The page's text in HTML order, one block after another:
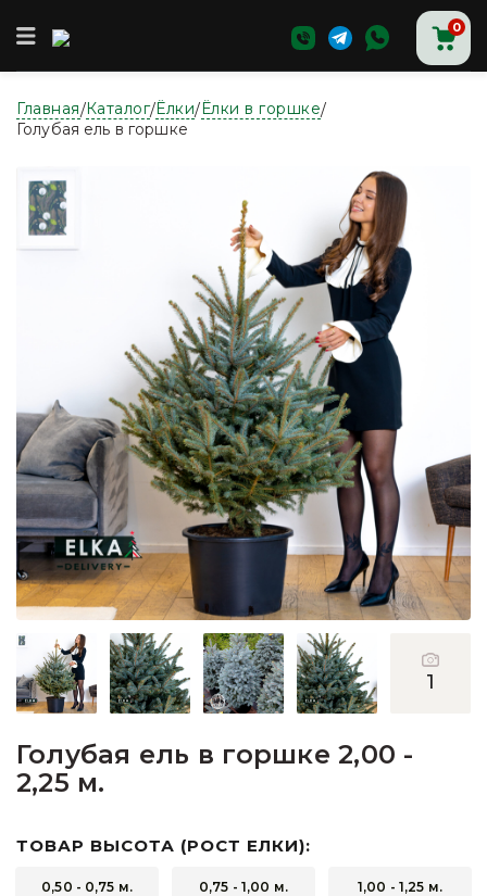
0
Главная
Доставка и оплата
О нас
Аксессуары для новогодних ёлок
Ёлки
Ёлки в горшке
Живые новогодние деревья
Пихты
Подарочные ёлочки
Подставки для деревьев
Прочее
Сосны
Главная/Каталог/Ёлки/Ёлки в горшке/
Голубая ель в горшке
1
Голубая ель в горшке 2,00 -
2,25 м.
ТОВАР ВЫСОТА (РОСТ ЕЛКИ):
0,50 - 0,75 м. 0,75 - 1,00 м. 1,00 - 1,25 м.